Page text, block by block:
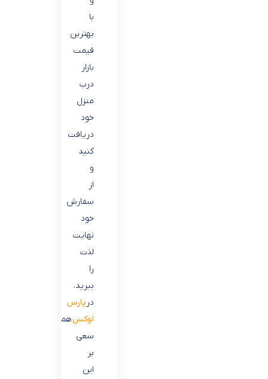
با
بهترین
قیمت
بازار
درب
منزل
خود
دریافت
کنید
و
از
سفارش
خود
نهایت
لذت
را
ببرید.
در پارس
لوکسهمیشه
سعی
بر
این